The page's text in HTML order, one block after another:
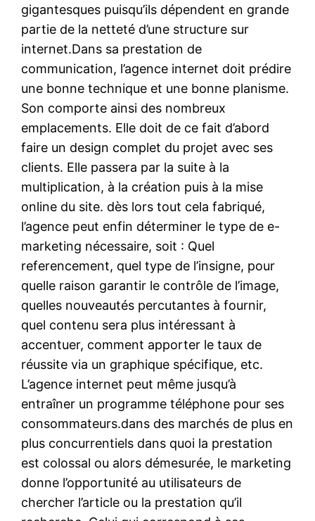
gigantesques puisqu’ils dépendent en grande
partie de la netteté d’une structure sur
internet.Dans sa prestation de
communication, l’agence internet doit prédire
une bonne technique et une bonne planisme.
Son comporte ainsi des nombreux
emplacements. Elle doit de ce fait d’abord
faire un design complet du projet avec ses
clients. Elle passera par la suite à la
multiplication, à la création puis à la mise
online du site. dès lors tout cela fabriqué,
l’agence peut enfin déterminer le type de e-
marketing nécessaire, soit : Quel
referencement, quel type de l’insigne, pour
quelle raison garantir le contrôle de l’image,
quelles nouveautés percutantes à fournir,
quel contenu sera plus intéressant à
accentuer, comment apporter le taux de
réussite via un graphique spécifique, etc.
L’agence internet peut même jusqu’à
entraîner un programme téléphone pour ses
consommateurs.dans des marchés de plus en
plus concurrentiels dans quoi la prestation
est colossal ou alors démesurée, le marketing
donne l’opportunité au utilisateurs de
chercher l’article ou la prestation qu’il